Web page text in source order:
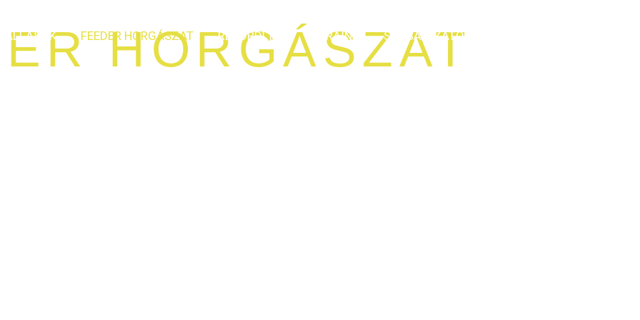
FEEDER HORGÁSZAT REKORDLISTA ÁRAINK SZABÁLYZATOK
HORGÁSZAT